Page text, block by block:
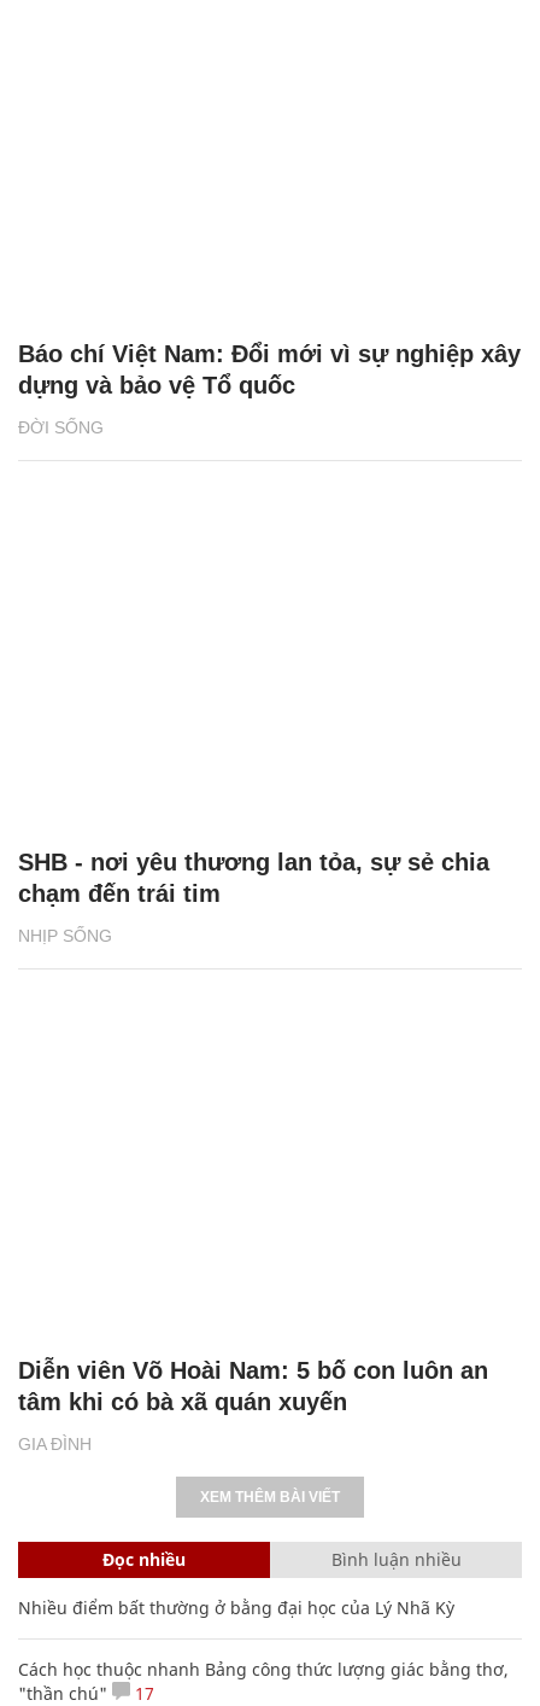
ĐỜI SỐNG
Báo chí Việt Nam: Đổi mới vì sự nghiệp xây
dựng và bảo vệ Tổ quốc
NHỊP SỐNG
SHB - nơi yêu thương lan tỏa, sự sẻ chia
chạm đến trái tim
GIA ĐÌNH
Diễn viên Võ Hoài Nam: 5 bố con luôn an
tâm khi có bà xã quán xuyến
XEM THÊM BÀI VIẾT
Đọc nhiều Bình luận nhiều
Nhiều điểm bất thường ở bằng đại học của Lý Nhã Kỳ
Cách học thuộc nhanh Bảng công thức lượng giác bằng thơ,
"thần chú"
17